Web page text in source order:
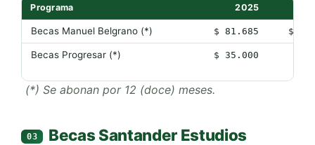
Programa 2025
Becas Manuel Belgrano (*) $ 81.685 $
Becas Progresar (*) $ 35.000
(*) Se abonan por 12 (doce) meses.
03 Becas Santander Estudios